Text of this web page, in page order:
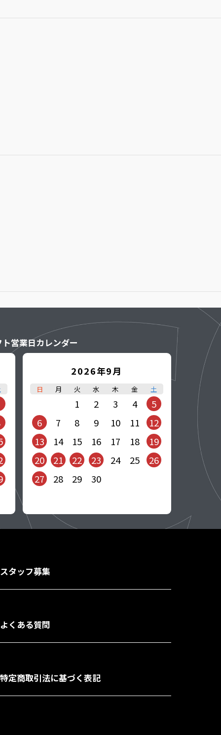
営業日カレンダー
2026年9月
日 月 火 水 木 金 土
1 2 3 4
5
6
7 8 9 10 11
12
13
14 15 16 17 18
19
20
21 22 23 24 25
26
27
28 29 30
スタッフ募集
よくある質問
特定商取引法に基づく表記